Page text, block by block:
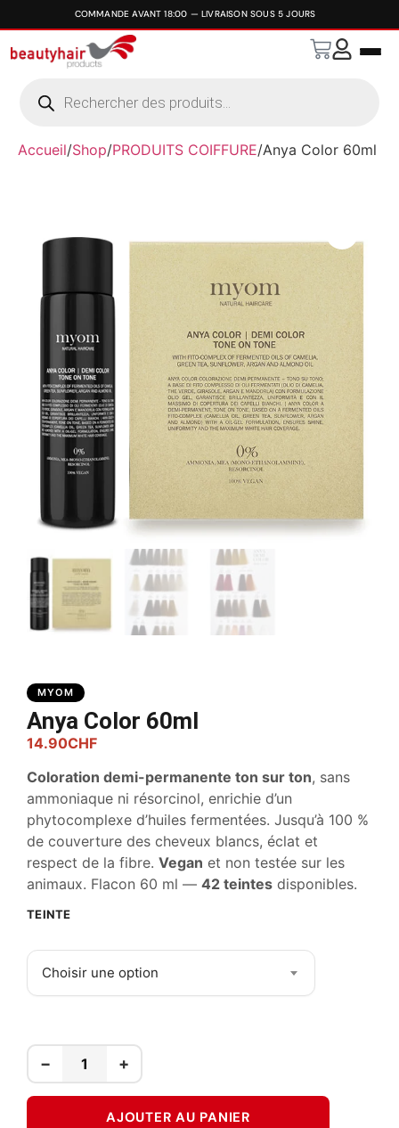
Accueil/Shop/PRODUITS COIFFURE/Anya Color 60ml
MYOM
Anya Color 60ml
14.90CHF
Coloration demi-permanente ton sur ton, sans
ammoniaque ni résorcinol, enrichie d’un
phytocomplexe d’huiles fermentées. Jusqu’à 100 %
de couverture des cheveux blancs, éclat et
respect de la fibre. Vegan et non testée sur les
animaux. Flacon 60 ml — 42 teintes disponibles.
TEINTE
Choisir une option
− +
AJOUTER AU PANIER